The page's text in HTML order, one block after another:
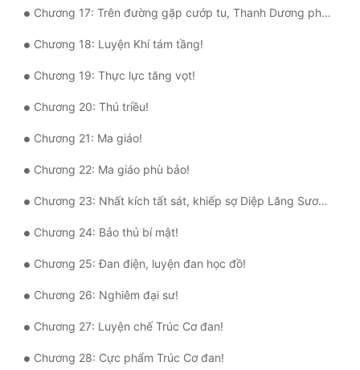
Tu Chân
Tu Tiên
Tội Phạm
Vô Địch
Võ Hiệp
Xuyên Không
Xuyên Nhanh
Chương 17: Trên đường gặp cướp tu, Thanh Dương phường thị!
Chương 18: Luyện Khí tám tầng!
Chương 19: Thực lực tăng vọt!
Chương 20: Thú triều!
Chương 21: Ma giáo!
Chương 22: Ma giáo phù bảo!
Chương 23: Nhất kích tất sát, khiếp sợ Diệp Lăng Sương!
Chương 24: Bảo thủ bí mật!
Chương 25: Đan điện, luyện đan học đồ!
Chương 26: Nghiêm đại sư!
Chương 27: Luyện chế Trúc Cơ đan!
Chương 28: Cực phẩm Trúc Cơ đan!